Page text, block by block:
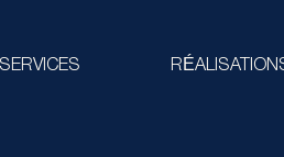
SERVICES